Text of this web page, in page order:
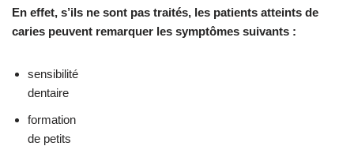
En effet, s’ils ne sont pas traités, les patients atteints de
caries peuvent remarquer les symptômes suivants :
sensibilité
dentaire
formation
de petits